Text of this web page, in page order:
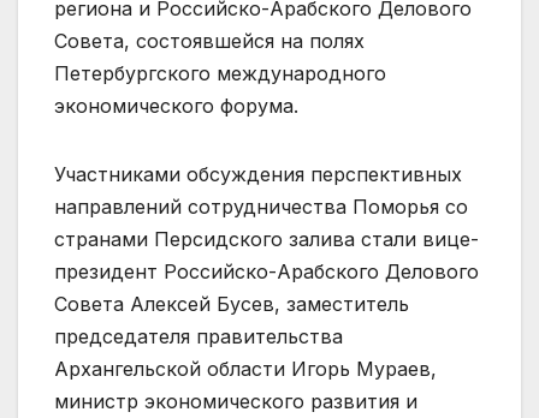
региона и Российско-Арабского Делового
Совета, состоявшейся на полях
Петербургского международного
экономического форума.
Участниками обсуждения перспективных
направлений сотрудничества Поморья со
странами Персидского залива стали вице-
президент Российско-Арабского Делового
Совета Алексей Бусев, заместитель
председателя правительства
Архангельской области Игорь Мураев,
министр экономического развития и